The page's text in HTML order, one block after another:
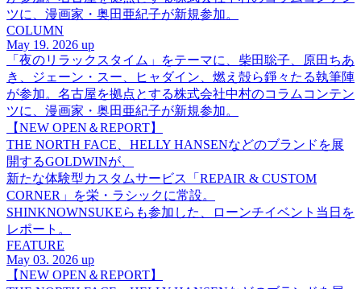
ツに、漫画家・奥田亜紀子が新規参加。
COLUMN
May 19. 2026 up
「夜のリラックスタイム」をテーマに、柴田聡子、原田ちあ
き、ジェーン・スー、ヒャダイン、燃え殻ら錚々たる執筆陣
が参加。名古屋を拠点とする株式会社中村のコラムコンテン
ツに、漫画家・奥田亜紀子が新規参加。
【NEW OPEN＆REPORT】
THE NORTH FACE、HELLY HANSENなどのブランドを展
開するGOLDWINが、
新たな体験型カスタムサービス「REPAIR & CUSTOM
CORNER」を栄・ラシックに常設。
SHINKNOWNSUKEらも参加した、ローンチイベント当日を
レポート。
FEATURE
May 03. 2026 up
【NEW OPEN＆REPORT】